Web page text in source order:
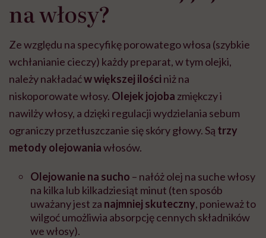
na włosy?
Ze względu na specyfikę porowatego włosa (szybkie
wchłanianie cieczy) każdy preparat, w tym olejki,
należy nakładaćw większej ilości niż na
niskoporowate włosy. Olejek jojoba zmiękczy i
nawilży włosy, a dzięki regulacji wydzielania sebum
ograniczy przetłuszczanie się skóry głowy. Są trzy
metody olejowaniawłosów.
Olejowanie na sucho – nałóż olej na suche włosy
na kilka lub kilkadziesiąt minut (ten sposób
uważany jest za najmniej skuteczny, ponieważ to
wilgoć umożliwia absorpcję cennych składników
we włosy).